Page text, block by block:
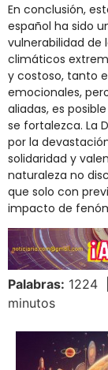
En conclusión,
español ha sido
vulnerabilidad de
climáticos
y costoso, tanto
emocionales,
aliadas, es
se fortalezca. La
por la
solidaridad y
naturaleza no
que solo con
impacto de
Palabras: 1224
minutos